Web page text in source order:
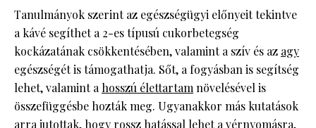
Tanulmányok szerint az egészségügyi előnyeit tekintve
a kávé segíthet a 2-es típusú cukorbetegség
kockázatának csökkentésében, valamint a szív és az agy
egészségét is támogathatja. Sőt, a fogyásban is segítség
lehet, valamint ahosszú élettartamnövelésével is
összefüggésbe hozták meg. Ugyanakkor más kutatások
arra jutottak, hogy rossz hatással lehet a vérnyomásra,